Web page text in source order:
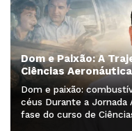
Dom e Paixão: A
Ciências
Dom e paixão:
céus Durante a Jornada
fase do curso de